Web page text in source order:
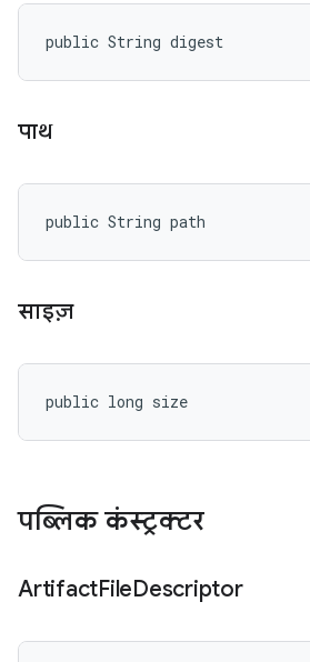
public String digest
पाथ
public String path
साइज़
public long size
पब्लिक कंस्ट्रक्टर
ArtifactFileDescriptor